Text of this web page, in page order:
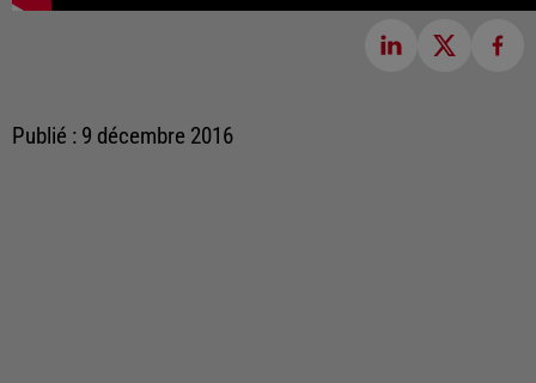
Publié : 9 décembre 2016